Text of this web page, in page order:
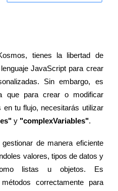
tienes la libertad de
JavaScript para crear
Sin embargo, es
que para crear o modificar
en tu flujo, necesitarás utilizar
y "complexVariables".
de manera eficiente
valores, tipos de datos y
listas u objetos. Es
correctamente para